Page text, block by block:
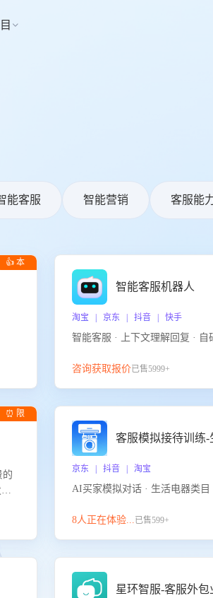

能客服 智能营销 客服能
👍 本
智能客服机器人
淘宝 | 京东 | 抖音 | 快手
智能客服 · 上下文理解回复 · 自
咨询获取报价已售5999+
⏰ 限
的
客服模拟接待训练-
京东 | 抖音 | 淘宝
AI买家模拟对话 · 生活电器类目
8人正在体验...已售599+
星环智服-客服外包